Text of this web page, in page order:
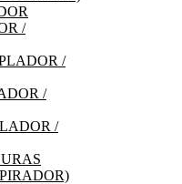
/
/
/
/